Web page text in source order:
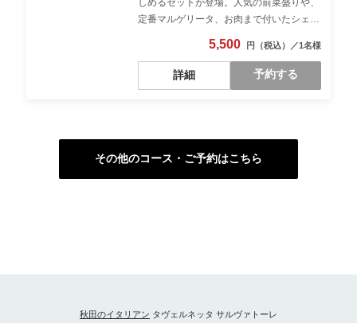
しめるセットが登場。人気の前菜盛りや、
定番マルゲリータ、お肉まで付いたシェア
プレートも登場するから、お祝いのシーン
にもおすすめ。お誕生日、結婚祝い、還暦
5,500
詳細 予約する
その他のコース・ご予約はこちら
秋田のイタリアン タヴェルネッタ サルヴァトーレ